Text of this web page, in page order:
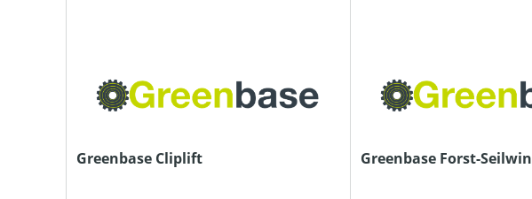
Greenbase Cliplift Greenbase Forst-